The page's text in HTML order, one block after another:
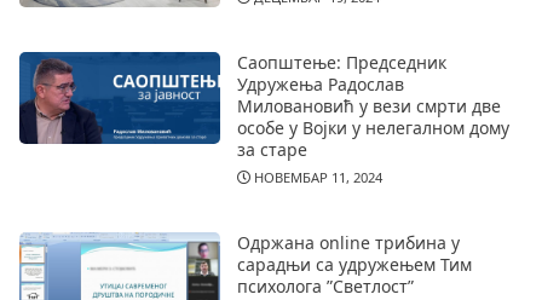
Саопштење: Председник
Удружења Радослав
Миловановић у вези смрти две
особе у Војки у нелегалном дому
за старе
НОВЕМБАР 11, 2024
Одржана online трибина у
сарадњи са удружењем Тим
психолога ”Светлост”